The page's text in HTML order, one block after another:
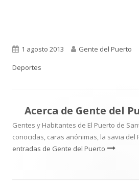
Publicado
el
1 agosto 2013 Autor
Gente del Puerto
Deportes
Acerca de Gente del
Gentes y Habitantes de El Puerto de
conocidas, caras anónimas, la savia del
entradas de Gente del Puerto